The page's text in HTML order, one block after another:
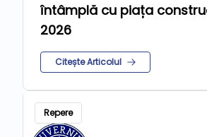
întâmplă cu piața
2026
Citește Articolul
Repere